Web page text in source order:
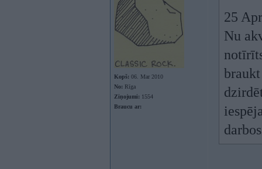
Kopš: 06. Mar 2010
No: Rīga
Ziņojumi: 1554
Braucu ar:
25
Nu